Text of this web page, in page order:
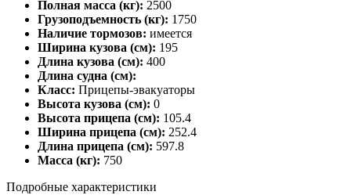
Полная масса (кг): 2500
Грузоподъемность (кг): 1750
Наличие тормозов: имеется
Ширина кузова (см): 195
Длина кузова (см): 400
Длина судна (см):
Класс: Прицепы-эвакуаторы
Высота кузова (см): 0
Высота прицепа (см): 105.4
Ширина прицепа (см): 252.4
Длина прицепа (см): 597.8
Масса (кг): 750
Подробные характеристики